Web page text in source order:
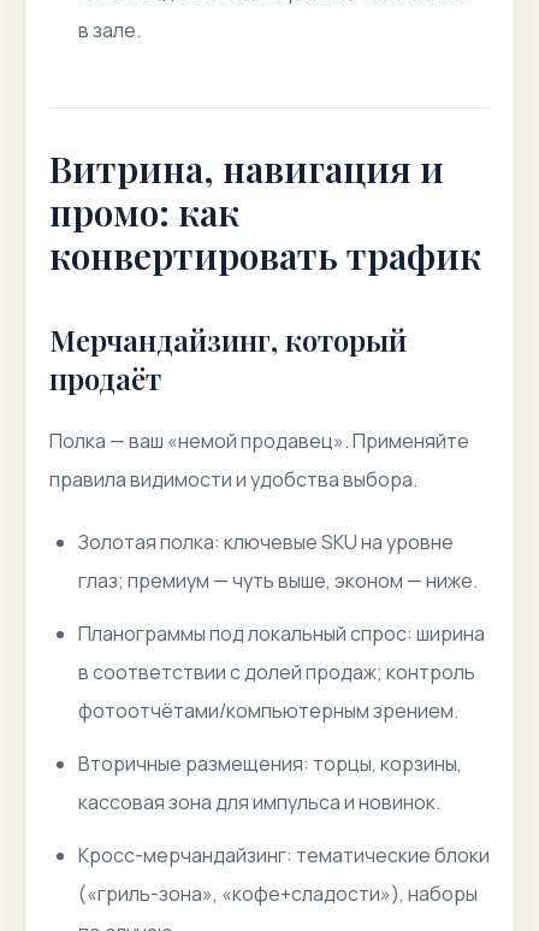
в зале.
Витрина, навигация и
промо: как
конвертировать трафик
Мерчандайзинг, который
продаёт
Полка — ваш «немой продавец». Применяйте
правила видимости и удобства выбора.
Золотая полка: ключевые SKU на уровне
глаз; премиум — чуть выше, эконом — ниже.
Планограммы под локальный спрос: ширина
в соответствии с долей продаж; контроль
фотоотчётами/компьютерным зрением.
Вторичные размещения: торцы, корзины,
кассовая зона для импульса и новинок.
Кросс-мерчандайзинг: тематические блоки
(«гриль-зона», «кофе+сладости»), наборы